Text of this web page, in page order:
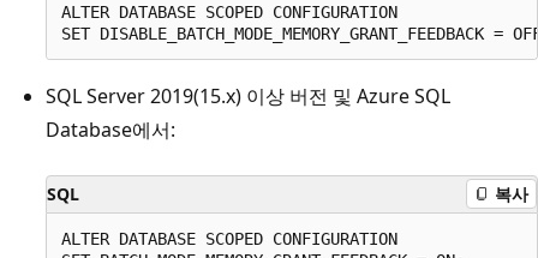
ALTER DATABASE SCOPED CONFIGURATION
SQL Server 2019(15.x) 이상 버전 및 Azure SQL
Database에서:
SQL 복사
ALTER DATABASE SCOPED CONFIGURATION